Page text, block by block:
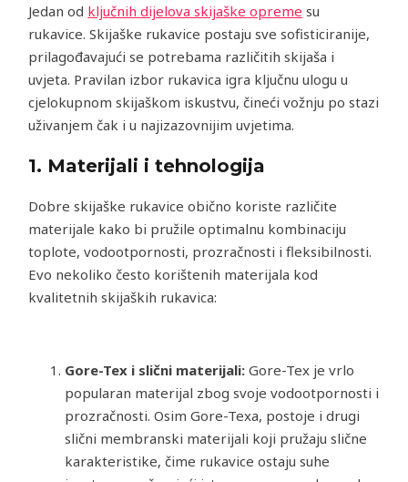
Jedan od ključnih dijelova skijaške opreme su
rukavice. Skijaške rukavice postaju sve sofisticiranije,
prilagođavajući se potrebama različitih skijaša i
uvjeta. Pravilan izbor rukavica igra ključnu ulogu u
cjelokupnom skijaškom iskustvu, čineći vožnju po stazi
uživanjem čak i u najizazovnijim uvjetima.
1. Materijali i tehnologija
Dobre skijaške rukavice obično koriste različite
materijale kako bi pružile optimalnu kombinaciju
toplote, vodootpornosti, prozračnosti i fleksibilnosti.
Evo nekoliko često korištenih materijala kod
kvalitetnih skijaških rukavica:
Gore-Tex i slični materijali: Gore-Tex je vrlo
popularan materijal zbog svoje vodootpornosti i
prozračnosti. Osim Gore-Texa, postoje i drugi
slični membranski materijali koji pružaju slične
karakteristike, čime rukavice ostaju suhe